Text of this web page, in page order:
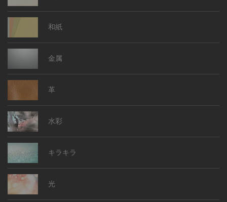
和紙
金属
革
水彩
キラキラ
光